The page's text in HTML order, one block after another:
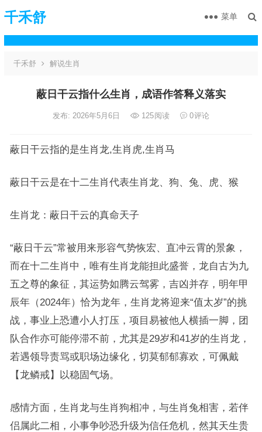
千禾舒 菜单
千禾舒 解说生肖
蔽日干云指什么生肖，成语作答释义落实
发布: 2026年5月6日 125阅读 0评论
蔽日干云指的是生肖龙,生肖虎,生肖马
蔽日干云是在十二生肖代表生肖龙、狗、兔、虎、猴
生肖龙：蔽日干云的真命天子
“蔽日干云”常被用来形容气势恢宏、直冲云霄的景象，
而在十二生肖中，唯有生肖龙能担此盛誉，龙自古为九
五之尊的象征，其运势如腾云驾雾，吉凶并存，明年甲
辰年（2024年）恰为龙年，生肖龙将迎来“值太岁”的挑
战，事业上恐遭小人打压，项目易被他人横插一脚，团
队合作亦可能停滞不前，尤其是29岁和41岁的生肖龙，
若遇领导责骂或职场边缘化，切莫郁郁寡欢，可佩戴
【龙鳞戒】以稳固气场。
感情方面，生肖龙与生肖狗相冲，与生肖兔相害，若伴
侣属此二相，小事争吵恐升级为信任危机，然其天生贵